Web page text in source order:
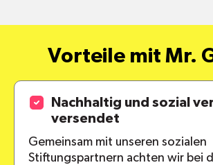
Vorteile mit Mr.
Nachhaltig und sozial
versendet
Gemeinsam mit unseren sozialen
Stiftungspartnern achten wir bei